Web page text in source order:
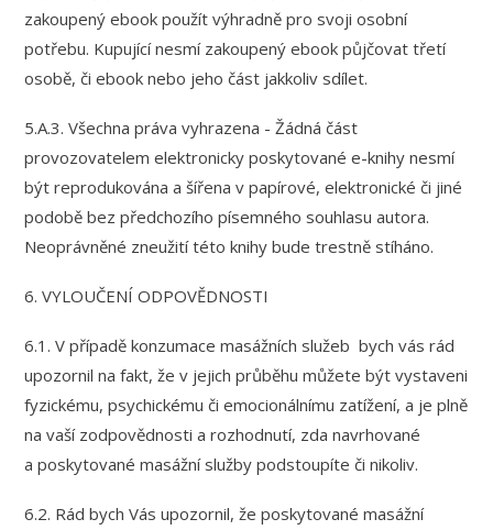
zakoupený ebook použít výhradně pro svoji osobní
potřebu. Kupující nesmí zakoupený ebook půjčovat třetí
osobě, či ebook nebo jeho část jakkoliv sdílet.
5.A.3. Všechna práva vyhrazena - Žádná část
provozovatelem elektronicky poskytované e-knihy nesmí
být reprodukována a šířena v papírové, elektronické či jiné
podobě bez předchozího písemného souhlasu autora.
Neoprávněné zneužití této knihy bude trestně stíháno.
6. VYLOUČENÍ ODPOVĚDNOSTI
6.1. V případě konzumace masážních služeb bych vás rád
upozornil na fakt, že v jejich průběhu můžete být vystaveni
fyzickému, psychickému či emocionálnímu zatížení, a je plně
na vaší zodpovědnosti a rozhodnutí, zda navrhované
a poskytované masážní služby podstoupíte či nikoliv.
6.2. Rád bych Vás upozornil, že poskytované masážní